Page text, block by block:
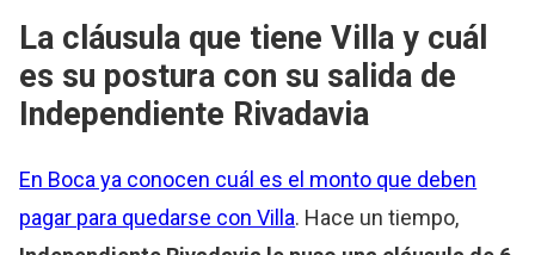
La cláusula que tiene Villa y cuál
es su postura con su salida de
Independiente Rivadavia
En Boca ya conocen cuál es el monto que deben
pagar para quedarse con Villa. Hace un tiempo,